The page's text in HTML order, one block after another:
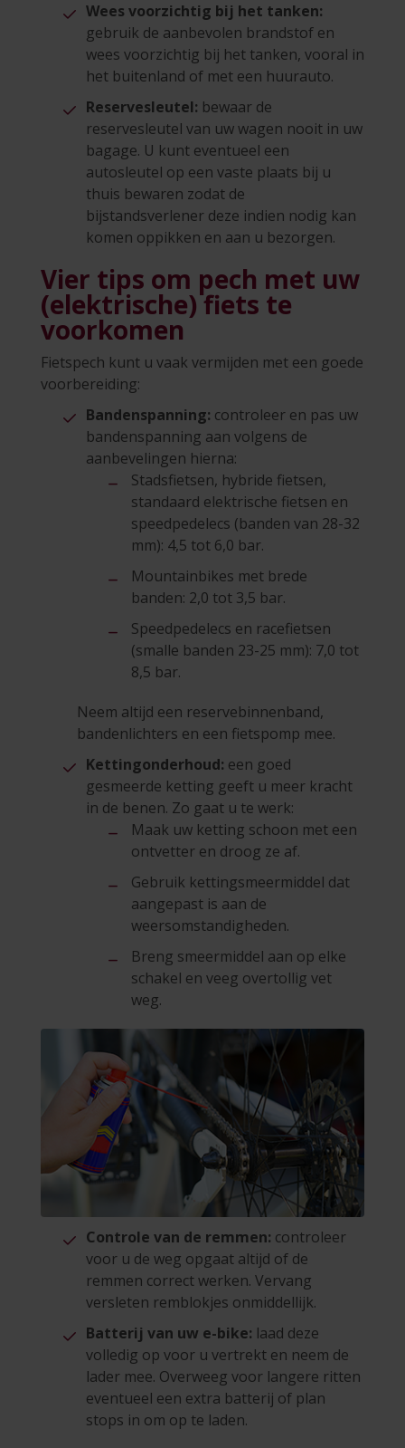
Wees voorzichtig bij het tanken:
gebruik de aanbevolen brandstof en
wees voorzichtig bij het tanken, vooral in
het buitenland of met een huurauto.
Reservesleutel: bewaar de
reservesleutel van uw wagen nooit in uw
bagage. U kunt eventueel een
autosleutel op een vaste plaats bij u
thuis bewaren zodat de
bijstandsverlener deze indien nodig kan
komen oppikken en aan u bezorgen.
Vier tips om pech met uw
(elektrische) fiets te
voorkomen
Fietspech kunt u vaak vermijden met een goede
voorbereiding:
Bandenspanning: controleer en pas uw
bandenspanning aan volgens de
aanbevelingen hierna:
Stadsfietsen, hybride fietsen,
standaard elektrische fietsen en
speedpedelecs (banden van 28-32
mm): 4,5 tot 6,0 bar.
Mountainbikes met brede
banden: 2,0 tot 3,5 bar.
Speedpedelecs en racefietsen
(smalle banden 23-25 mm): 7,0 tot
8,5 bar.
Neem altijd een reservebinnenband,
bandenlichters en een fietspomp mee.
Kettingonderhoud: een goed
gesmeerde ketting geeft u meer kracht
in de benen. Zo gaat u te werk:
Maak uw ketting schoon met een
ontvetter en droog ze af.
Gebruik kettingsmeermiddel dat
aangepast is aan de
weersomstandigheden.
Breng smeermiddel aan op elke
schakel en veeg overtollig vet
weg.
Controle van de remmen: controleer
voor u de weg opgaat altijd of de
remmen correct werken. Vervang
versleten remblokjes onmiddellijk.
Batterij van uw e-bike: laad deze
volledig op voor u vertrekt en neem de
lader mee. Overweeg voor langere ritten
eventueel een extra batterij of plan
stops in om op te laden.